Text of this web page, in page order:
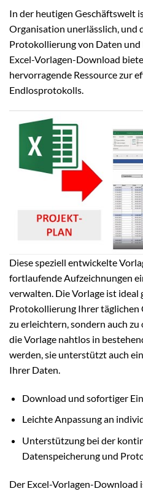
In der heutigen Geschäftswelt
Organisation unerlässlich, und
Protokollierung von Daten und
Excel-Vorlagen-Download
hervorragende Ressource zur
Endlosprotokolls.
Diese speziell entwickelte
fortlaufende Aufzeichnungen
verwalten. Die Vorlage ist ideal
Protokollierung Ihrer täglichen
zu erleichtern, sondern auch
die Vorlage nahtlos in
werden, sie unterstützt auch
Ihrer Daten.
Download und sofortiger
Leichte Anpassung an
Unterstützung bei der
Datenspeicherung und
Der Excel-Vorlagen-